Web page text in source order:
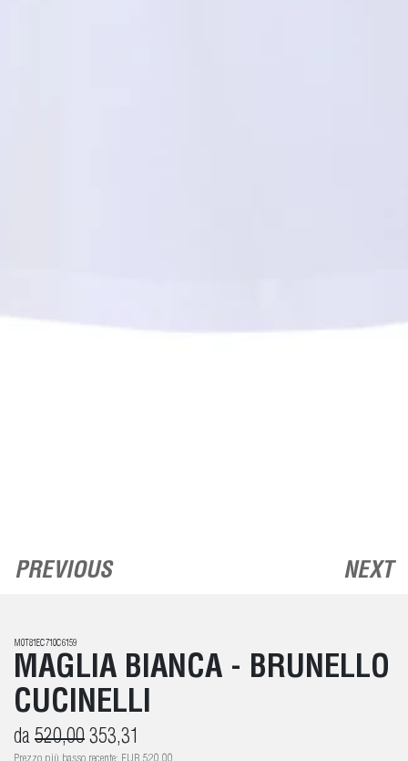
PREVIOUS NEXT
M0T81EC710C6159
MAGLIA BIANCA - BRUNELLO
CUCINELLI
da 520,00 353,31